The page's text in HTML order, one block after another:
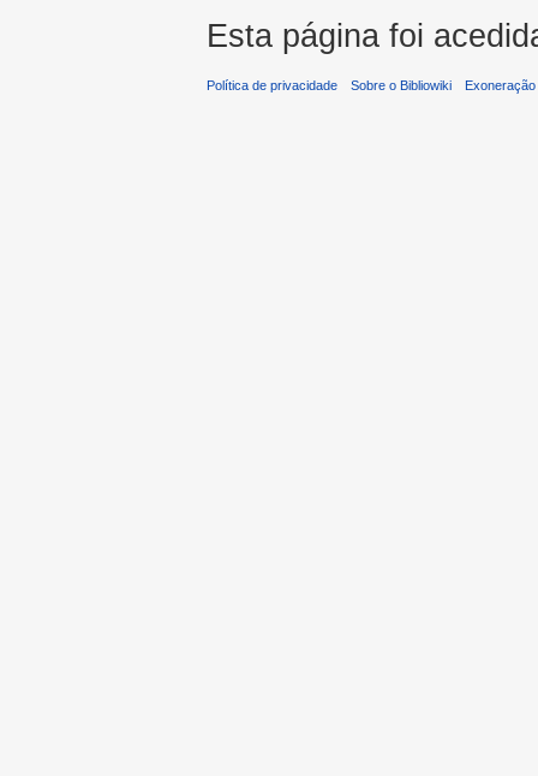
Esta página foi
Política de privacidade Sobre o Bibliowiki